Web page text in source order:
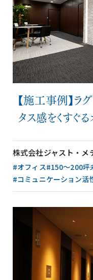
【施工事例】ラ
タス感をくすぐ
#オフィス#150〜200坪
#コミュニケーション活